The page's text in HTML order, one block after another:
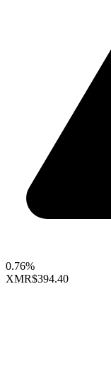
0.76%
XMR$394.40